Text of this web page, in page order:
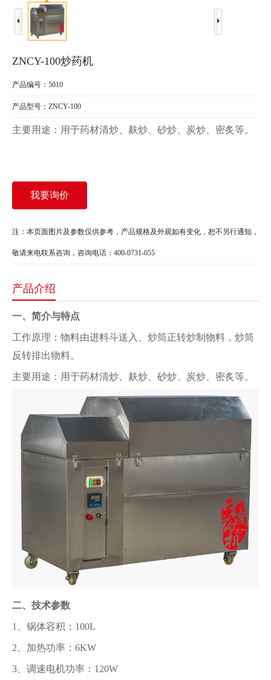
ZNCY-100炒药机
产品编号：5010
产品型号：ZNCY-100
主要用途：用于药材清炒、麸炒、砂炒、炭炒、密炙等。
我要询价
注：本页面图片及参数仅供参考，产品规格及外观如有变化，恕不另行通知，
敬请来电联系咨询，咨询电话：400-0731-055
产品介绍
一、简介与特点
工作原理：物料由进料斗送入、炒筒正转炒制物料，炒筒
反转排出物料。
主要用途：用于药材清炒、麸炒、砂炒、炭炒、密炙等。
二、技术参数
1、锅体容积：100L
2、加热功率：6KW
3、调速电机功率：120W